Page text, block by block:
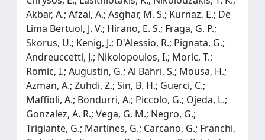
Akbar, A.; Afzal, A.; Asghar, M. S.; Kurnaz, E.; De
Lima Bertuol, J. V.; Hirano, E. S.; Fraga, G. P.;
Skorus, U.; Kenig, J.; D'Alessio, R.; Pignata, G.;
Andreuccetti, J.; Nikolopoulos, I.; Moric, T.;
Romic, I.; Augustin, G.; Al Bahri, S.; Mousa, H.;
Azman, A.; Zuhdi, Z.; Sin, B. H.; Guerci, C.;
Maffioli, A.; Bondurri, A.; Piccolo, G.; Ojeda, L.;
Gonzalez, A. R.; Vega, G. M.; Negro, G.;
Trigiante, G.; Martines, G.; Carcano, G.; Franchi,